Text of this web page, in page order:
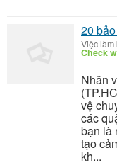
20
Việc làm
Check
Nhân
vệ
các
bạn là
tạo
kh...